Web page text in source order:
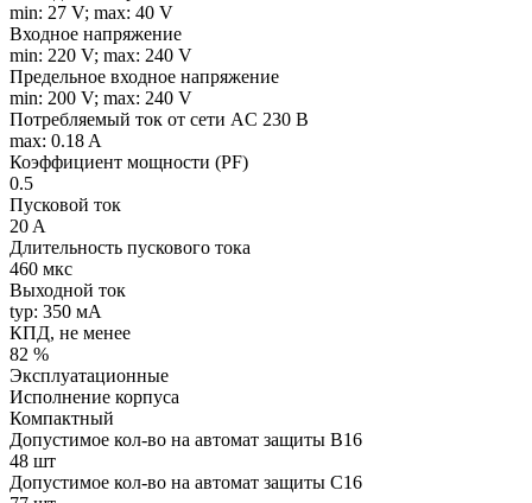
min: 27 V; max: 40 V
Входное напряжение
min: 220 V; max: 240 V
Предельное входное напряжение
min: 200 V; max: 240 V
Потребляемый ток от сети AC 230 В
max: 0.18 A
Коэффициент мощности (PF)
0.5
Пусковой ток
20 A
Длительность пускового тока
460 мкс
Выходной ток
typ: 350 мA
КПД, не менее
82 %
Эксплуатационные
Исполнение корпуса
Компактный
Допустимое кол-во на автомат защиты B16
48 шт
Допустимое кол-во на автомат защиты C16